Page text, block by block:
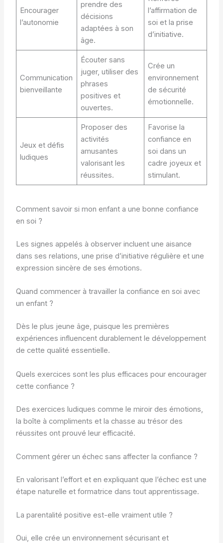
Encourager
l’autonomie
prendre des
décisions
adaptées à son
âge.
l’affirmation de
soi et la prise
d’initiative.
Communication
bienveillante
Écouter sans
juger, utiliser des
phrases
positives et
ouvertes.
Crée un
environnement
de sécurité
émotionnelle.
Jeux et défis
ludiques
Proposer des
activités
amusantes
valorisant les
réussites.
Favorise la
confiance en
soi dans un
cadre joyeux et
stimulant.
Comment savoir si mon enfant a une bonne confiance
en soi ?
Les signes appelés à observer incluent une aisance
dans ses relations, une prise d’initiative régulière et une
expression sincère de ses émotions.
Quand commencer à travailler la confiance en soi avec
un enfant ?
Dès le plus jeune âge, puisque les premières
expériences influencent durablement le développement
de cette qualité essentielle.
Quels exercices sont les plus efficaces pour encourager
cette confiance ?
Des exercices ludiques comme le miroir des émotions,
la boîte à compliments et la chasse au trésor des
réussites ont prouvé leur efficacité.
Comment gérer un échec sans affecter la confiance ?
En valorisant l’effort et en expliquant que l’échec est une
étape naturelle et formatrice dans tout apprentissage.
La parentalité positive est-elle vraiment utile ?
Oui, elle crée un environnement sécurisant et